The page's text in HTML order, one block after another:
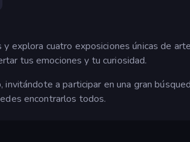
explora cuatro exposiciones únicas de
tus emociones y tu curiosidad.
a participar en una gran
encontrarlos todos.